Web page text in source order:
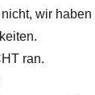
wir haben
ran.